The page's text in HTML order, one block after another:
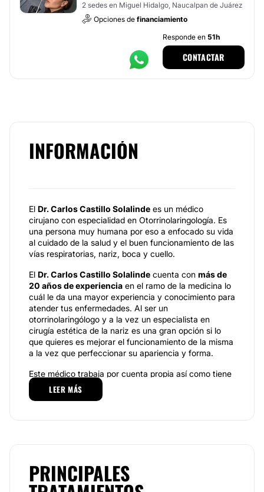
2 sedes en Miguel Hidalgo, Naucalpan de Juárez
Opciones de financiamiento
Responde en 51h
CONTACTAR
INFORMACIÓN
El Dr. Carlos Castillo Solalinde es un médico
cirujano con especialidad en Otorrinolaringología. Es
una persona muy humana por eso a enfocado su vida
al cuidado de la salud y el buen funcionamiento de las
vías respiratorias, nariz, boca y cuello.
El Dr. Carlos Castillo Solalinde cuenta con más de
20 años de experiencia en el ramo de la medicina lo
cuál le da una mayor experiencia y conocimiento para
atender tus enfermedades. Al ser un
otorrinolaringólogo y a la vez un especialista en
cirugía estética de la nariz es una gran opción si lo
que quieres es mejorar el funcionamiento de la misma
a la vez que perfeccionar su apariencia y forma.
Este médico trabaja por cuenta propia así como tiene
convenios para trabajar con algunas aseguradoras
con precios de convenio.
principalmente los siguientes servicios, de los cuales
podrábeneficiarse:Cirugia Funcional De Nariz,
LEER MÁS
PRINCIPALES